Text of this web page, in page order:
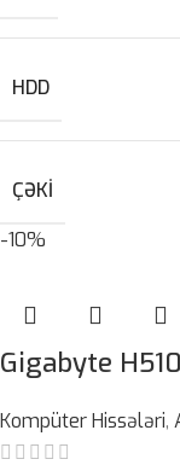
HDD
ÇƏKI
-10%
Gigabyte
Kompüter Hissələri,